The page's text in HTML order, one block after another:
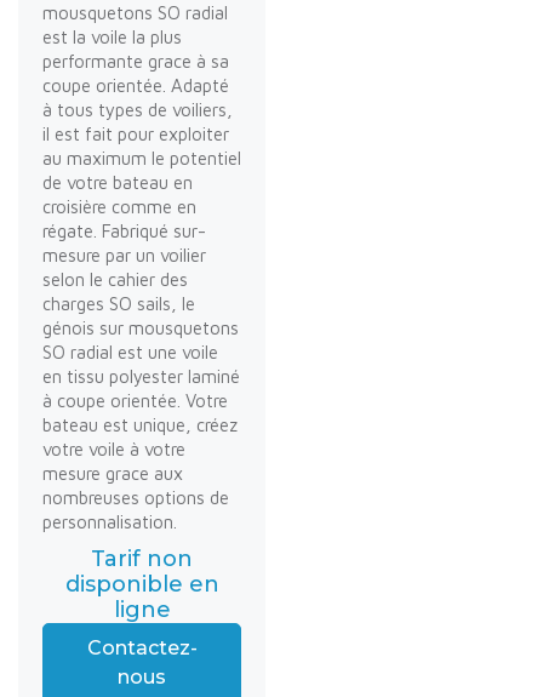
mousquetons SO radial
est la voile la plus
performante grace à sa
coupe orientée. Adapté
à tous types de voiliers,
il est fait pour exploiter
au maximum le potentiel
de votre bateau en
croisière comme en
régate. Fabriqué sur-
mesure par un voilier
selon le cahier des
charges SO sails, le
génois sur mousquetons
SO radial est une voile
en tissu polyester laminé
à coupe orientée. Votre
bateau est unique, créez
votre voile à votre
mesure grace aux
nombreuses options de
personnalisation.
Tarif non
disponible en
ligne
Contactez-
nous